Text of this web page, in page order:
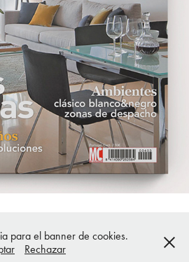
2026
reservados
para el banner de cookies.
Rechazar